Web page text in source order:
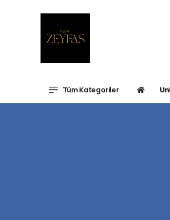
Tüm Kategoriler